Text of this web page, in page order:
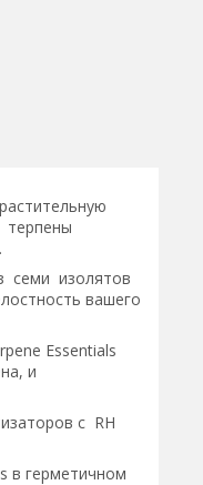
терпены
семи изолятов
вашего
Essentials
и
с RH
в герметичном